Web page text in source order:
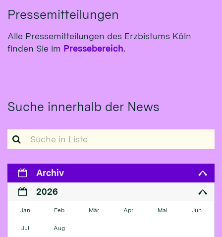
Pressemitteilungen
Alle Pressemitteilungen des Erzbistums Köln
finden Sie im Pressebereich.
Suche innerhalb der News
Suche in Liste
Archiv
2026
Jan Feb Mär Apr Mai Jun
Jul Aug